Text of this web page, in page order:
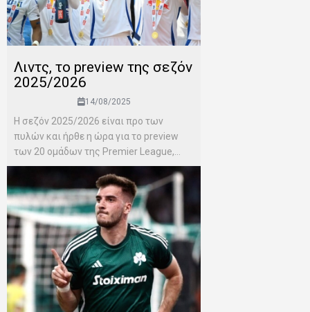
Λιντς, το preview της σεζόν
2025/2026
14/08/2025
H σεζόν 2025/2026 είναι προ των
πυλών και ήρθε η ώρα για το preview
των 20 ομάδων της Premier League,...